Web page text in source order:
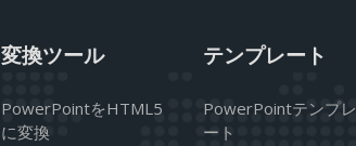
変換ツール
PowerPointをHTML5
に変換
テンプレート
PowerPointテンプレ
ート